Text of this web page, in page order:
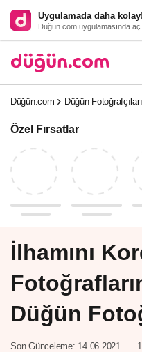
Uygulamada daha kolay!
Düğün.com uygulamasında aç
Düğün.com Düğün Fotoğrafçıları
Özel Fırsatlar
İlhamını
Düğün
Son Günceleme: 14.06.2021